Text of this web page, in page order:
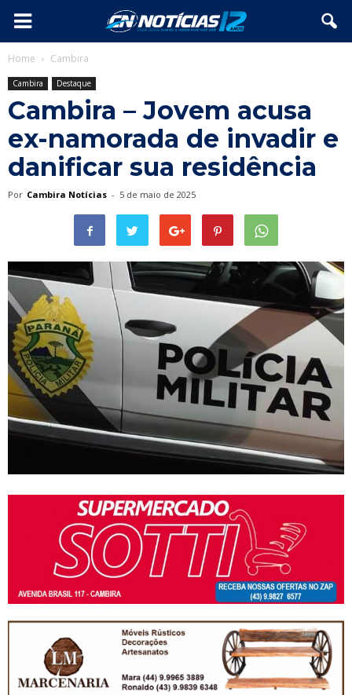
Home Cambira
Cambira Destaque
Cambira – Jovem acusa
ex-namorada de invadir e
danificar sua residência
Por Cambira Notícias - 5 de maio de 2025